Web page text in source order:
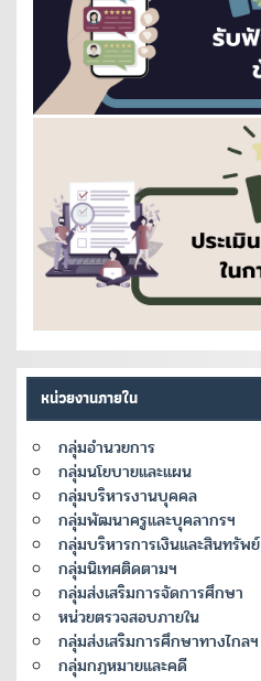
หน่วยงานภายใน
กลุ่มอำนวยการ
กลุ่มนโยบายและแผน
กลุ่มบริหารงานบุคคล
กลุ่มพัฒนาครูและบุคลากรฯ
กลุ่มบริหารการเงินและสินทรัพย์
กลุ่มนิเทศติดตามฯ
กลุ่มส่งเสริมการจัดการศึกษา
หน่วยตรวจสอบภายใน
กลุ่มส่งเสริมการศึกษาทางไกลฯ
กลุ่มกฎหมายและคดี